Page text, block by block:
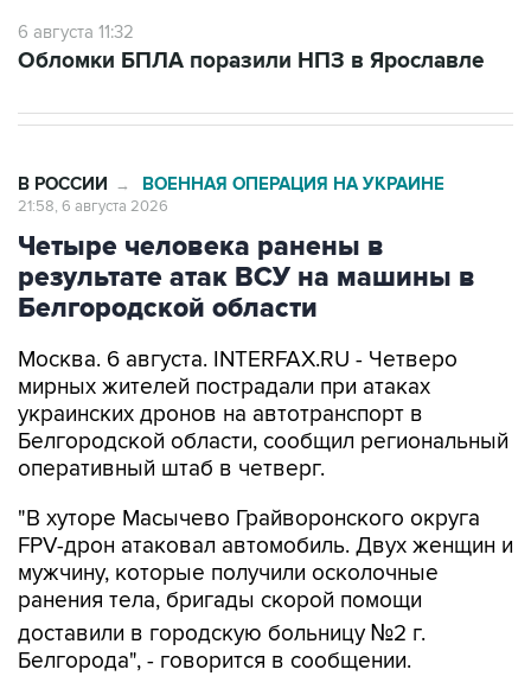
6 августа 11:32
Обломки БПЛА поразили НПЗ в Ярославле
В РОССИИ → ВОЕННАЯ ОПЕРАЦИЯ НА УКРАИНЕ
21:58, 6 августа 2026
Четыре человека ранены в
результате атак ВСУ на машины в
Белгородской области
Москва. 6 августа. INTERFAX.RU - Четверо
мирных жителей пострадали при атаках
украинских дронов на автотранспорт в
Белгородской области, сообщил региональный
оперативный штаб в четверг.
"В хуторе Масычево Грайворонского округа
FPV-дрон атаковал автомобиль. Двух женщин и
мужчину, которые получили осколочные
ранения тела, бригады скорой помощи
доставили в городскую больницу №2 г.
Белгорода", - говорится в сообщении.